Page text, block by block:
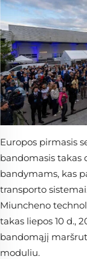
Europos pirmasis
bandomasis takas
bandymams, kas
transporto
Miuncheno
takas liepos 10 d.,
bandomąjį
moduliu.